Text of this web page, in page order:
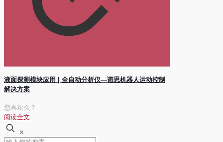
液面探测模块应用 | 全自动分析仪—谱思机器人运动控制
解决方案
您喜欢么？
阅读全文
✕